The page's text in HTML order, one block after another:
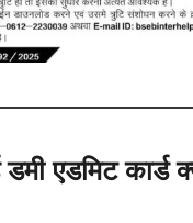
डमी एडमिट कार्ड